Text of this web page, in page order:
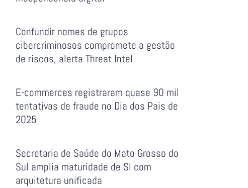
Confundir nomes de grupos
cibercriminosos compromete a gestão
de riscos, alerta Threat Intel
E-commerces registraram quase 90 mil
tentativas de fraude no Dia dos Pais de
2025
Secretaria de Saúde do Mato Grosso do
Sul amplia maturidade de SI com
arquitetura unificada